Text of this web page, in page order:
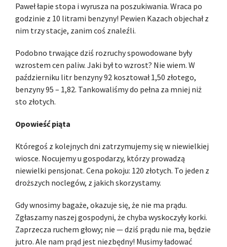
Paweł łapie stopa i wyrusza na poszukiwania. Wraca po
godzinie z 10 litrami benzyny! Pewien Kazach objechał z
nim trzy stacje, zanim coś znaleźli.
Podobno trwające dziś rozruchy spowodowane były
wzrostem cen paliw. Jaki był to wzrost? Nie wiem. W
październiku litr benzyny 92 kosztował 1,50 złotego,
benzyny 95 – 1,82. Tankowaliśmy do pełna za mniej niż
sto złotych.
Opowieść piąta
Któregoś z kolejnych dni zatrzymujemy się w niewielkiej
wiosce. Nocujemy u gospodarzy, którzy prowadzą
niewielki pensjonat. Cena pokoju: 120 złotych. To jeden z
droższych noclegów, z jakich skorzystamy.
Gdy wnosimy bagaże, okazuje się, że nie ma prądu.
Zgłaszamy naszej gospodyni, że chyba wyskoczyły korki.
Zaprzecza ruchem głowy; nie — dziś prądu nie ma, będzie
jutro. Ale nam prąd jest niezbędny! Musimy ładować